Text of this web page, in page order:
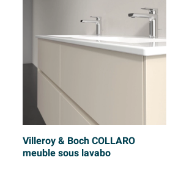
Villeroy & Boch COLLARO
meuble sous lavabo